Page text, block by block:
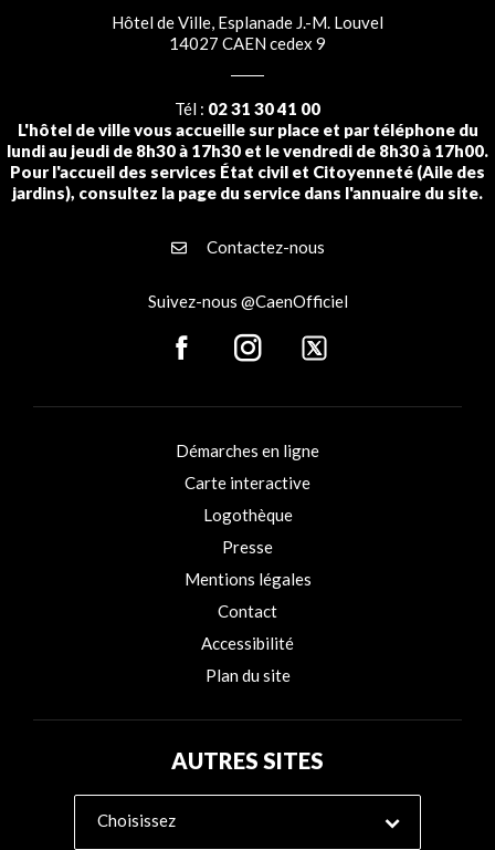
Hôtel de Ville, Esplanade J.-M. Louvel
14027 CAEN cedex 9
Tél : 02 31 30 41 00
L'hôtel de ville vous accueille sur place et par téléphone du
lundi au jeudi de 8h30 à 17h30 et le vendredi de 8h30 à 17h00.
Pour l'accueil des services État civil et Citoyenneté (Aile des
jardins), consultez la page du service dans l'annuaire du site.
Contactez-nous
Suivez-nous @CaenOfficiel
Démarches en ligne
Carte interactive
Logothèque
Presse
Mentions légales
Contact
Accessibilité
Plan du site
AUTRES SITES
Choisissez